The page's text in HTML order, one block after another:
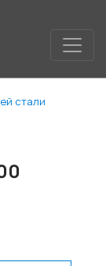
стали